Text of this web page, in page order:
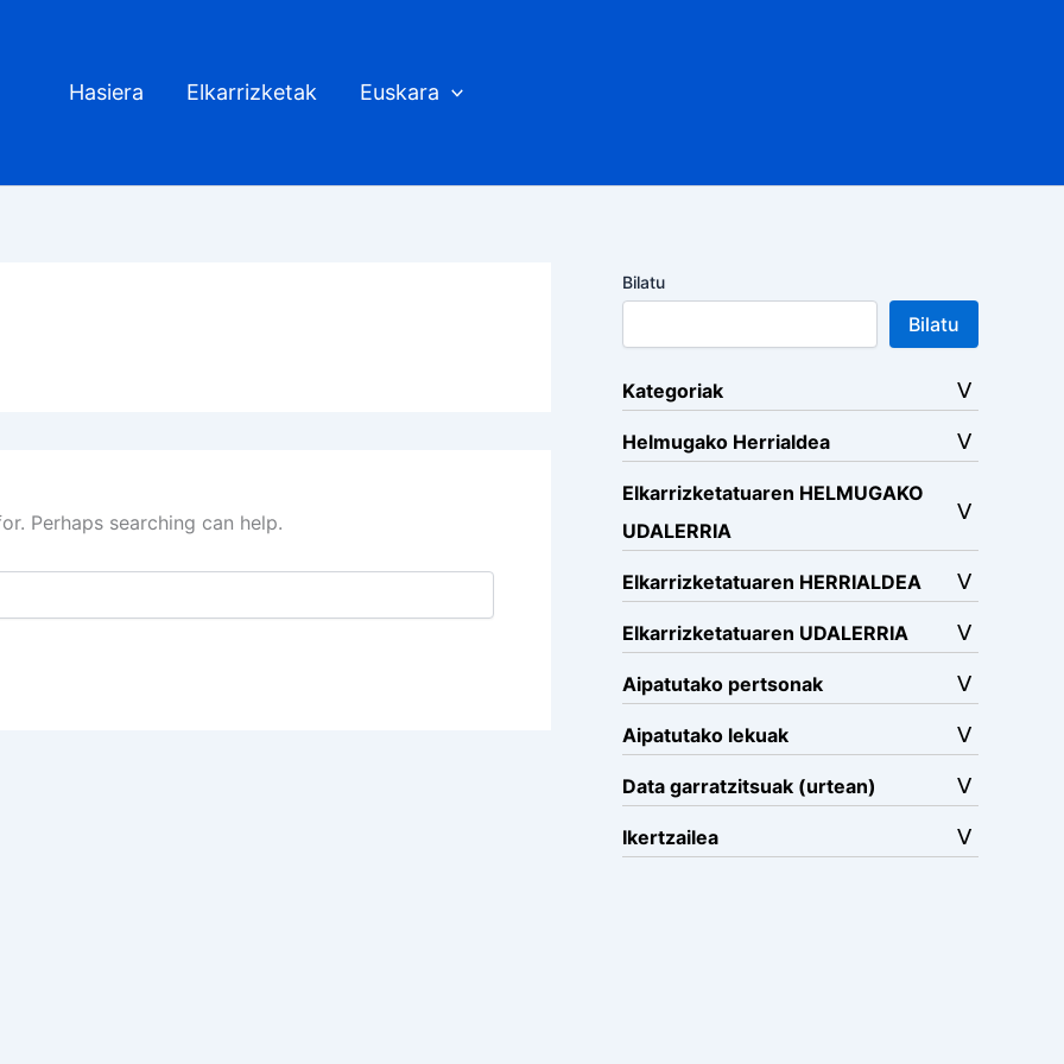
Hasiera Elkarrizketak Euskara
Perhaps searching can help.
Bilatu
Bilatu
Kategoriak
Helmugako Herrialdea
Elkarrizketatuaren HELMUGAKO
UDALERRIA
Elkarrizketatuaren HERRIALDEA
Elkarrizketatuaren UDALERRIA
Aipatutako pertsonak
Aipatutako lekuak
Data garratzitsuak (urtean)
Ikertzailea